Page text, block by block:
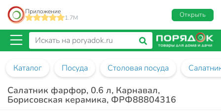
Приложение
1.7M
Открыть
Каталог Посуда Столовая посуда
Салатник фарфор, 0.6 л, Карнавал,
Борисовская керамика, ФРФ88804316